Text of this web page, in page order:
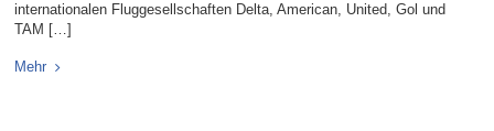
internationalen Fluggesellschaften Delta, American, United, Gol und
TAM […]
Mehr